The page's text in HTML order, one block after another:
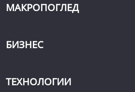
МАКРОПОГЛЕД
БИЗНЕС
ТЕХНОЛОГИИ